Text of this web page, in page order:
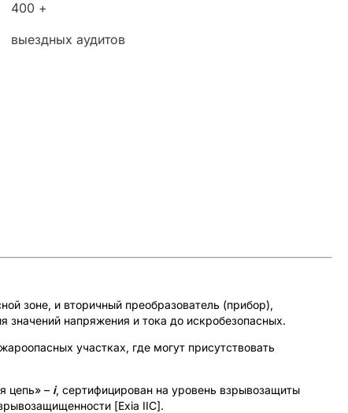
400 +
выездных аудитов
зоне, и вторичный преобразователь (прибор),
значений напряжения и тока до искробезопасных.
участках, где могут присутствовать
цепь» – i, сертифицирован на уровень взрывозащиты
[Exia IIС].